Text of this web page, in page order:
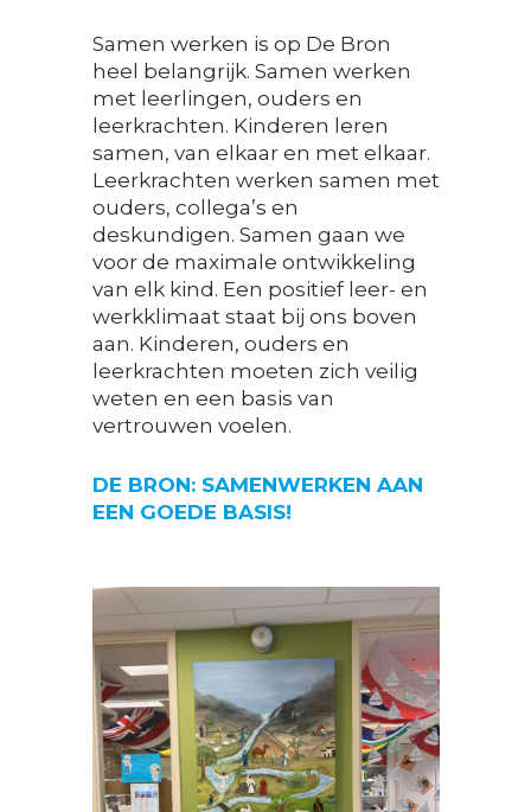
Samen werken is op De Bron
heel belangrijk. Samen werken
met leerlingen, ouders en
leerkrachten. Kinderen leren
samen, van elkaar en met elkaar.
Leerkrachten werken samen met
ouders, collega’s en
deskundigen. Samen gaan we
voor de maximale ontwikkeling
van elk kind. Een positief leer- en
werkklimaat staat bij ons boven
aan. Kinderen, ouders en
leerkrachten moeten zich veilig
weten en een basis van
vertrouwen voelen.
DE BRON: SAMENWERKEN AAN
EEN GOEDE BASIS!